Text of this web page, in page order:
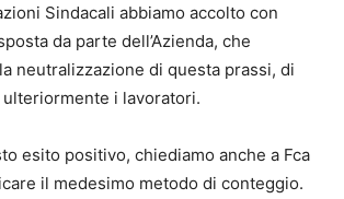
Sindacali abbiamo accolto con
da parte dell’Azienda, che
neutralizzazione di questa prassi, di
i lavoratori.
esito positivo, chiediamo anche a Fca
il medesimo metodo di conteggio.